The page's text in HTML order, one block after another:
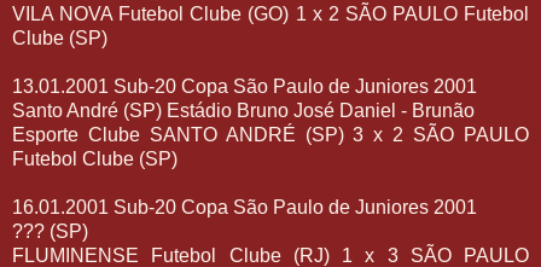
VILA NOVA Futebol Clube (GO) 1 x 2 SÃO PAULO Futebol
Clube (SP)
13.01.2001 Sub-20 Copa São Paulo de Juniores 2001
Santo André (SP) Estádio Bruno José Daniel - Brunão
Esporte Clube SANTO ANDRÉ (SP) 3 x 2 SÃO PAULO
Futebol Clube (SP)
16.01.2001 Sub-20 Copa São Paulo de Juniores 2001
??? (SP)
FLUMINENSE Futebol Clube (RJ) 1 x 3 SÃO PAULO